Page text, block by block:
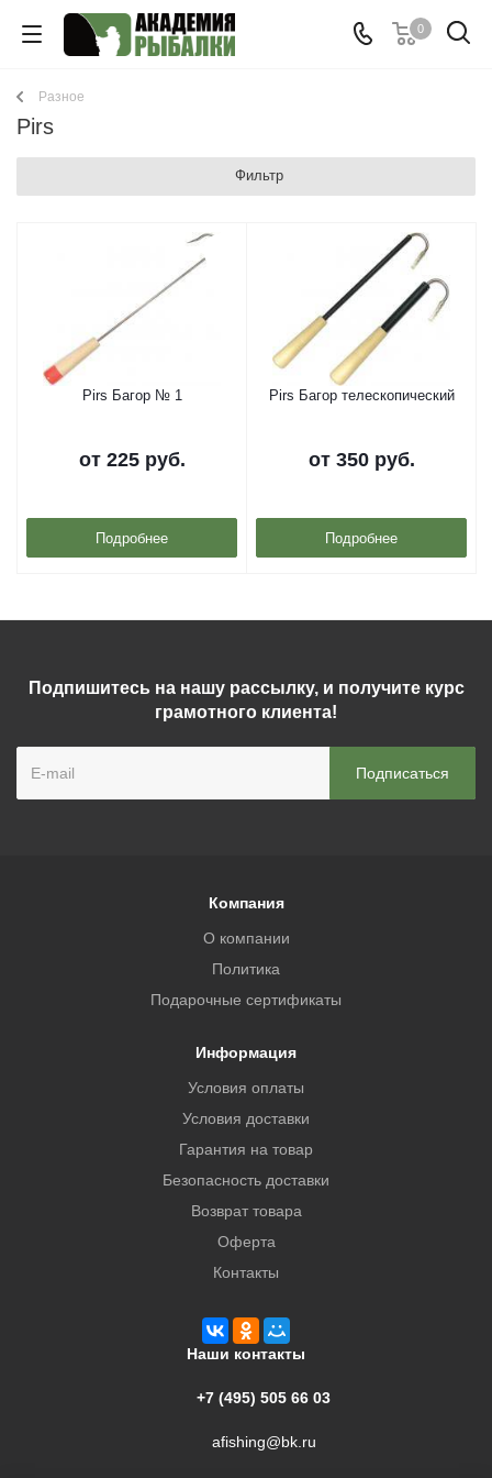
0
Разное
Pirs
Фильтр
Pirs Багор № 1
от 225 руб.
Подробнее
Pirs Багор телескопический
от 350 руб.
Подробнее
Подпишитесь на нашу рассылку, и получите курс
грамотного клиента!
Компания
О компании
Политика
Подарочные сертификаты
Информация
Условия оплаты
Условия доставки
Гарантия на товар
Безопасность доставки
Возврат товара
Оферта
Контакты
Наши контакты
+7 (495) 505 66 03
afishing@bk.ru